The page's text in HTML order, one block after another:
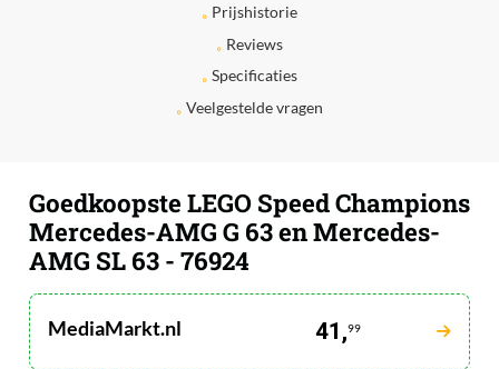
Prijshistorie
Reviews
Specificaties
Veelgestelde vragen
Goedkoopste LEGO Speed Champions
Mercedes-AMG G 63 en Mercedes-
AMG SL 63 - 76924
MediaMarkt.nl 41,99